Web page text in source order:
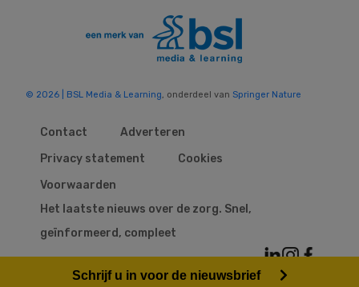
© 2026 | BSL Media & Learning, onderdeel van Springer Nature
Contact
Adverteren
Privacy statement
Cookies
Voorwaarden
Het laatste nieuws over de zorg. Snel,
geïnformeerd, compleet
Schrijf u in voor de nieuwsbrief